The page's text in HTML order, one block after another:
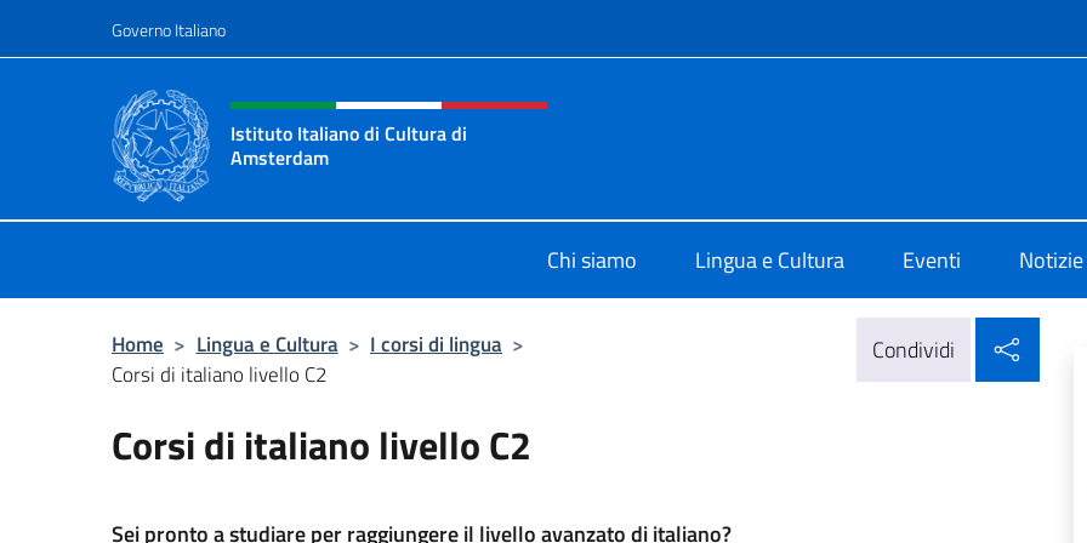
Governo Italiano
Intestazione sito, social e menù
Istituto Italiano di Cultura di
Amsterdam
Chi siamo Lingua e Cultura Eventi Notizie
Home > Lingua e Cultura > I corsi di lingua >
Corsi di italiano livello C2
Condividi
Corsi di italiano livello C2
Sei pronto a studiare per raggiungere il livello avanzato di italiano?